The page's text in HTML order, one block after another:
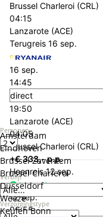
Personen
Verblijf
Verzorgingstype
Amsterdam
Eindhoven
Brussel Zaventem
Brussel Charleroi
Düsseldorf
Weeze
Keulen Bonn
Brussel Charleroi (CRL)
04:15
Lanzarote (ACE)
Terugreis 16 sep.
16 sep.
14:45
direct
19:50
Lanzarote (ACE)
04:05
Brussel Charleroi (CRL)
+€ 333,- p.p.
Heenreis 12 sep.
12 sep.
06:55